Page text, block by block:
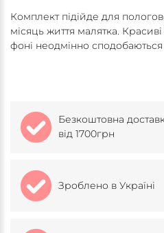
Комплект підійде для
місяць життя малятка.
фоні неодмінно
Безкоштовна
від 1700грн
Зроблено в Україні